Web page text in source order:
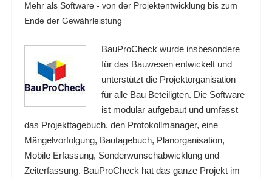
Mehr als Software - von der Projektentwicklung bis zum
Ende der Gewährleistung
BauProCheck wurde insbesondere
für das Bauwesen entwickelt und
unterstützt die Projektorganisation
für alle Bau Beteiligten. Die Software
ist modular aufgebaut und umfasst
das Projekttagebuch, den Protokollmanager, eine
Mängelvorfolgung, Bautagebuch, Planorganisation,
Mobile Erfassung, Sonderwunschabwicklung und
Zeiterfassung. BauProCheck hat das ganze Projekt im